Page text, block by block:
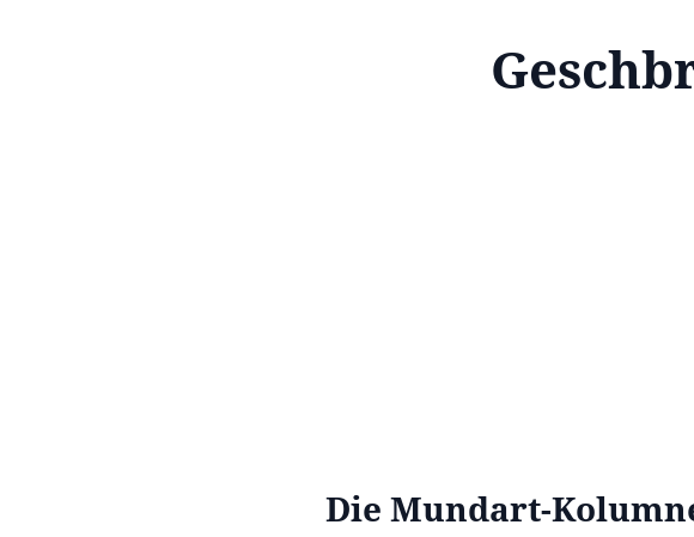
Die Mundart-